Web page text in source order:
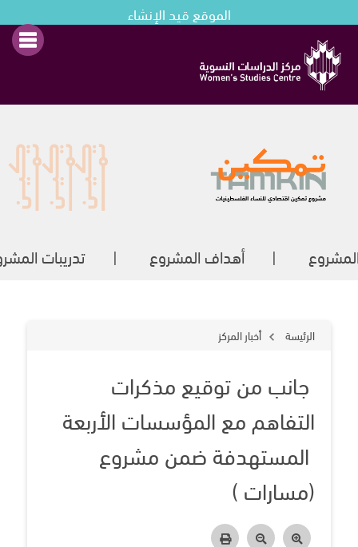
الموقع قيد الإنشاء
أهداف المشروع تدريبات
الرئيسة أخبار المركز
جانب من توقيع مذكرات
التفاهم مع المؤسسات الأربعة
المستهدفة ضمن مشروع
(مسارات )